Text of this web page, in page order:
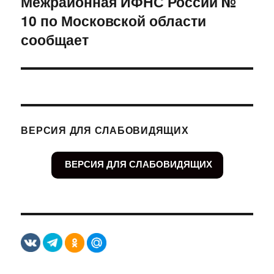
запись:
10 по Московской области
сообщает
ВЕРСИЯ ДЛЯ СЛАБОВИДЯЩИХ
ВЕРСИЯ ДЛЯ СЛАБОВИДЯЩИХ